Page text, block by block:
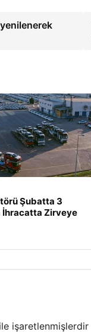
Şubatta 3
İhracatta Zirveye
ile işaretlenmişlerdir